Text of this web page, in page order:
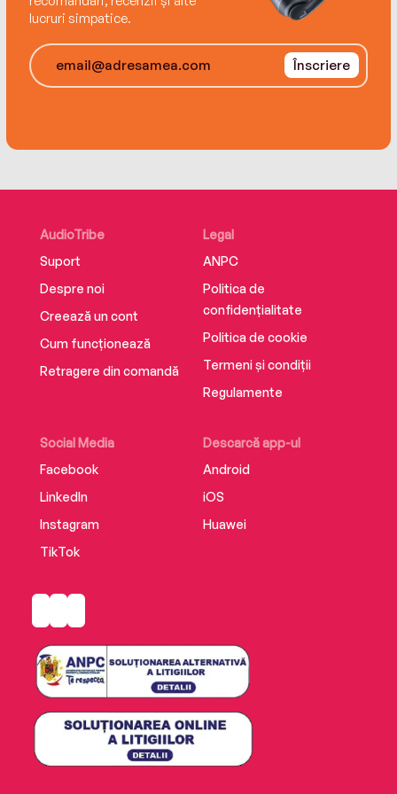
lucruri simpatice.
Înscriere
AudioTribe
Suport
Despre noi
Creează un cont
Cum funcționează
Retragere din comandă
Social Media
Facebook
LinkedIn
Instagram
TikTok
Descarcă app-ul
Android
iOS
Huawei
Legal
ANPC
Politica de
confidențialitate
Politica de cookie
Termeni și condiții
Regulamente